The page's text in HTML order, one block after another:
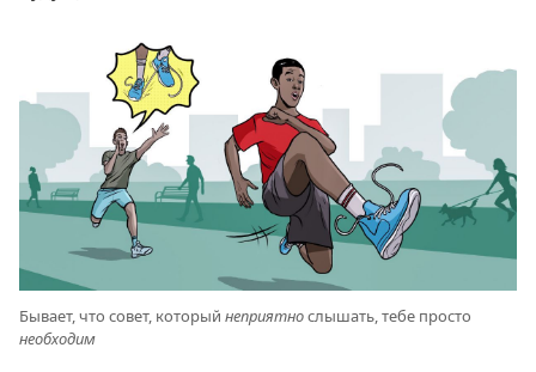
Бывает, что совет, который неприятнослышать, тебе просто
необходим